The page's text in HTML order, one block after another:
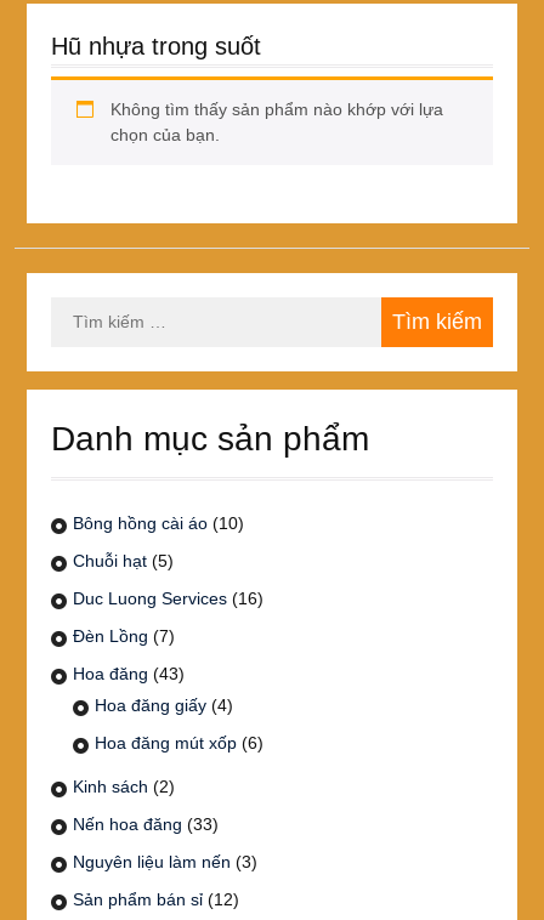
Hũ nhựa trong suốt
Không tìm thấy sản phẩm nào khớp với lựa
chọn của bạn.
kiếm
Danh mục sản phẩm
Bông hồng cài áo (10)
Chuỗi hạt (5)
Duc Luong Services (16)
Đèn Lồng (7)
Hoa đăng (43)
Hoa đăng giấy (4)
Hoa đăng mút xốp (6)
Kinh sách (2)
Nến hoa đăng (33)
Nguyên liệu làm nến (3)
Sản phẩm bán sỉ (12)